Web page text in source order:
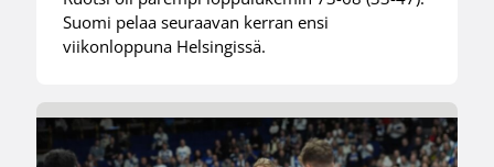
Suomi pelaa seuraavan kerran ensi
viikonloppuna Helsingissä.